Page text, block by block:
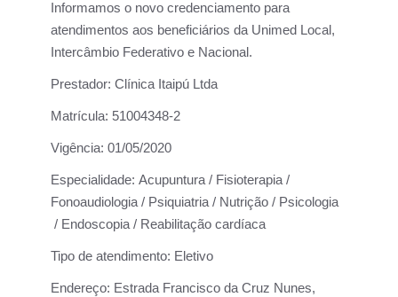
Informamos o novo credenciamento para
atendimentos aos beneficiários da Unimed Local,
Intercâmbio Federativo e Nacional.
Prestador: Clínica Itaipú Ltda
Matrícula: 51004348-2
Vigência: 01/05/2020
Especialidade: Acupuntura / Fisioterapia /
Fonoaudiologia / Psiquiatria / Nutrição / Psicologia
/ Endoscopia / Reabilitação cardíaca
Tipo de atendimento: Eletivo
Endereço: Estrada Francisco da Cruz Nunes,